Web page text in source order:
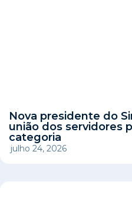
Nova presidente do
união dos servidores
categoria
julho 24, 2026